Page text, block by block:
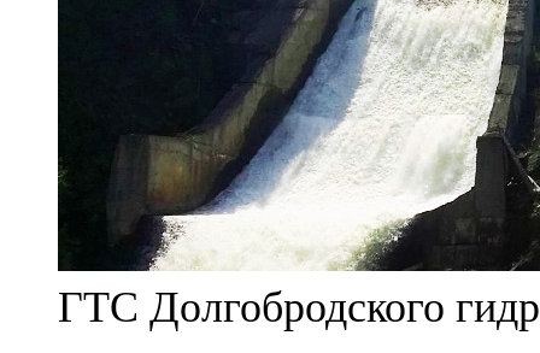
ГТС Долгобродского